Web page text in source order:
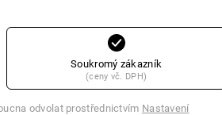
Soukromý zákazník
(ceny vč. DPH)
odvolat prostřednictvím Nastavení